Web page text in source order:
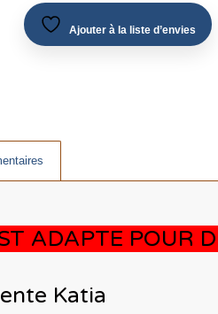
Ajouter à la liste d’envies
ADAPTE POUR
Katia